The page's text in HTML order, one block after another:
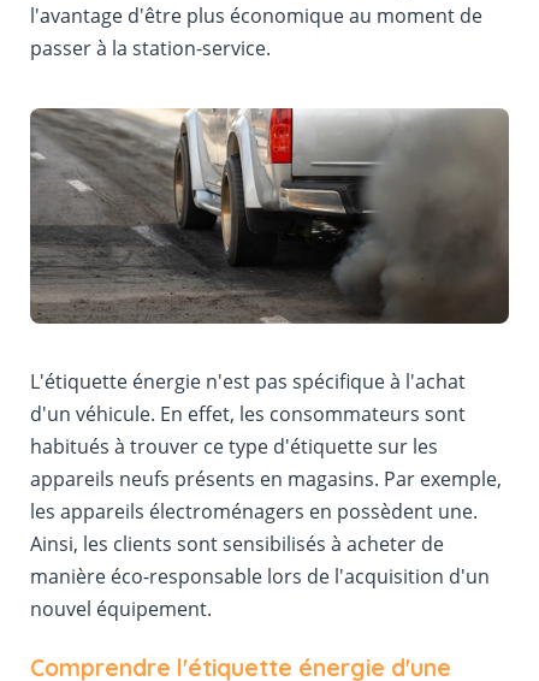
l'avantage d'être plus économique au moment de
passer à la station-service.
L'étiquette énergie n'est pas spécifique à l'achat
d'un véhicule. En effet, les consommateurs sont
habitués à trouver ce type d'étiquette sur les
appareils neufs présents en magasins. Par exemple,
les appareils électroménagers en possèdent une.
Ainsi, les clients sont sensibilisés à acheter de
manière éco-responsable lors de l'acquisition d'un
nouvel équipement.
Comprendre l'étiquette énergie d'une